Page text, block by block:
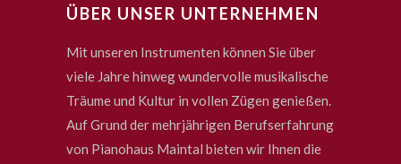
ÜBER UNSER UNTERNEHMEN
Mit unseren Instrumenten können Sie über
viele Jahre hinweg wundervolle musikalische
Träume und Kultur in vollen Zügen genießen.
Auf Grund der mehrjährigen Berufserfahrung
von Pianohaus Maintal bieten wir Ihnen die